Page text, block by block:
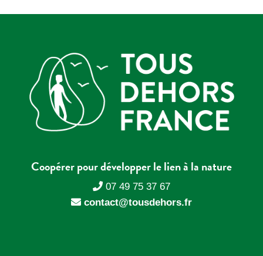
Coopérer pour développer le lien à la nature
07 49 75 37 67
contact@tousdehors.fr